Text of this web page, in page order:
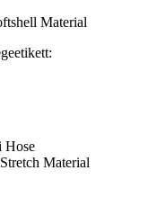
Material
Hose
Material